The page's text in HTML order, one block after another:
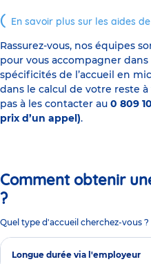
En savoir plus sur les aides
Rassurez-vous, nos équipes
pour vous accompagner
spécificités de l’accueil en
dans le calcul de votre reste
pas à les contacter au 0 809
prix d’un appel).
Comment obtenir
?
Quel type d'accueil cherchez-vous ?
Longue durée via l'employeur